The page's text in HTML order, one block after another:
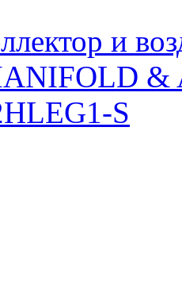
и
&
S